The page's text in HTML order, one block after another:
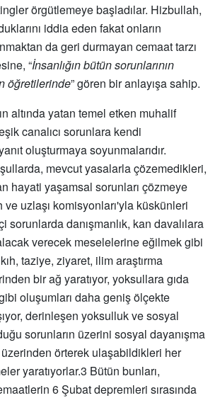
örgütlemeye başladılar. Hizbullah,
iddia eden fakat onların
da geri durmayan cemaat tarzı
“İnsanlığın bütün sorunlarının
öğretilerinde” gören bir anlayışa sahip.
n altında yatan temel etken muhalif
ik canalıcı sorunlara kendi
oluşturmaya soyunmalarıdır.
mevcut yasalarla çözemedikleri,
hayati yaşamsal sorunları çözmeye
uzlaşı komisyonları'yla küskünleri
sorunlarda danışmanlık, kan davalılara
verecek meselelerine eğilmek gibi
taziye, ziyaret, ilim araştırma
bir ağ yaratıyor, yoksullara gıda
oluşumları daha geniş ölçekte
derinleşen yoksulluk ve sosyal
sorunların üzerini sosyal dayanışma
örterek ulaşabildikleri her
yaratıyorlar.3 Bütün bunları,
6 Şubat depremleri sırasında